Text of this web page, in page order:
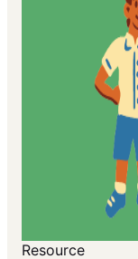
Resource